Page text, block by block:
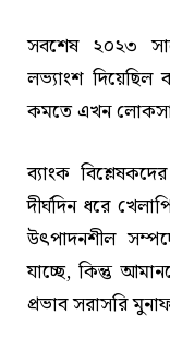
সবশেষ ২০২৩
লভ্যাংশ
কমতে এখন
ব্যাংক
দীর্ঘদিন ধরে
উৎপাদনশীল
যাচ্ছে, কিন্তু
প্রভাব সরাসরি